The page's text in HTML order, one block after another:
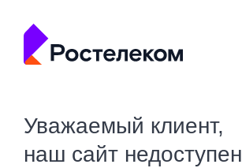
Уважаемый клиент,
наш сайт недоступен